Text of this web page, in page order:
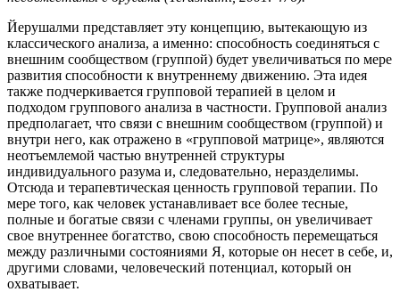
Йерушалми представляет эту концепцию, вытекающую из
классического анализа, а именно: способность соединяться с
внешним сообществом (группой) будет увеличиваться по мере
развития способности к внутреннему движению. Эта идея
также подчеркивается групповой терапией в целом и
подходом группового анализа в частности. Групповой анализ
предполагает, что связи с внешним сообществом (группой) и
внутри него, как отражено в «групповой матрице», являются
неотъемлемой частью внутренней структуры
индивидуального разума и, следовательно, неразделимы.
Отсюда и терапевтическая ценность групповой терапии. По
мере того, как человек устанавливает все более тесные,
полные и богатые связи с членами группы, он увеличивает
свое внутреннее богатство, свою способность перемещаться
между различными состояниями Я, которые он несет в себе, и,
другими словами, человеческий потенциал, который он
охватывает.